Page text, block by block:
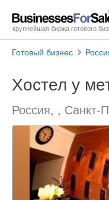
крупнейшая биржа готового
Готовый бизнес
Хостел у
Россия, , Санкт-